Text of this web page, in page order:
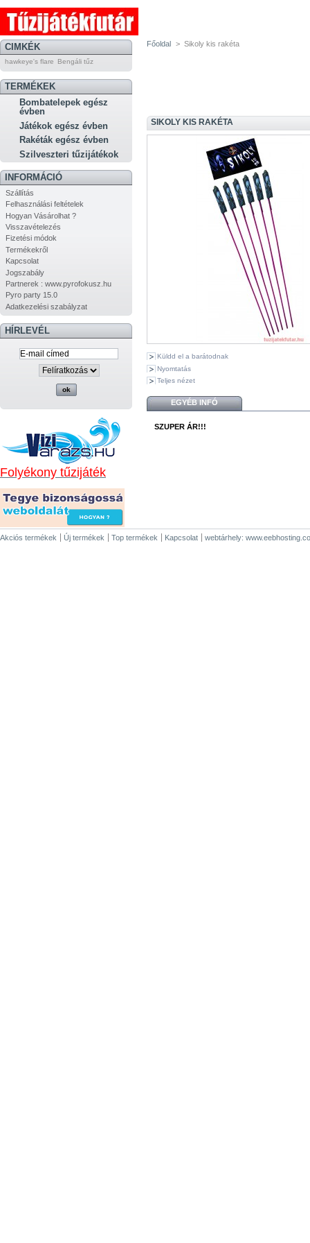
CIMKÉK
hawkeye's flare Bengáli tűz
TERMÉKEK
Bombatelepek egész
évben
Játékok egész évben
Rakéták egész évben
Szilveszteri tűzijátékok
INFORMÁCIÓ
Szállítás
Felhasználási feltételek
Hogyan Vásárolhat ?
Visszavételezés
Fizetési módok
Termékekről
Kapcsolat
Jogszabály
Partnerek : www.pyrofokusz.hu
Pyro party 15.0
Adatkezelési szabályzat
HÍRLEVÉL
Folyékony tűzijáték
Főoldal > Sikoly kis rakéta
SIKOLY KIS RAKÉTA
Küldd el a barátodnak
Nyomtatás
Teljes nézet
EGYÉB INFÓ
SZUPER ÁR!!!
Akciós termékek Új termékek Top termékek Kapcsolat webtárhely: